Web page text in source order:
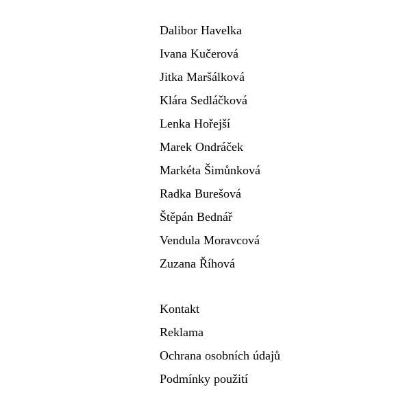
Dalibor Havelka
Ivana Kučerová
Jitka Maršálková
Klára Sedláčková
Lenka Hořejší
Marek Ondráček
Markéta Šimůnková
Radka Burešová
Štěpán Bednář
Vendula Moravcová
Zuzana Říhová
Kontakt
Reklama
Ochrana osobních údajů
Podmínky použití